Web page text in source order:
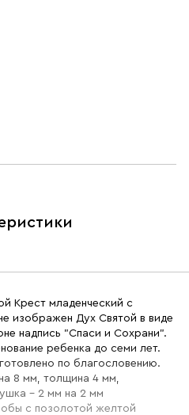
Крест младенческий с
изображен Дух Святой в виде
надпись "Спаси и Сохрани".
ребенка до семи лет.
по благословению.
8 мм, толщина 4 мм,
- 2 мм на 2 мм
с позолотой желтой